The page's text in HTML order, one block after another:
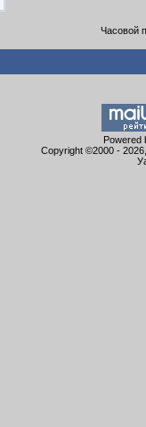
Часовой
Powered
Copyright ©2000 -